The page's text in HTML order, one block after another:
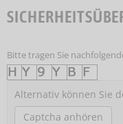
Bitte tragen Sie
Alternativ können Sie
Captcha anhören